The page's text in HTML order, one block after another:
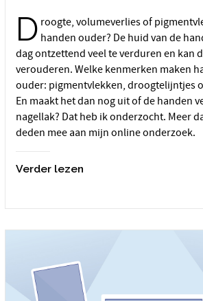
D roogte, volumeverlies of
handen ouder? De huid van de
dag ontzettend veel te verduren en kan
verouderen. Welke kenmerken maken
ouder: pigmentvlekken, droogtelijntjes
En maakt het dan nog uit of de handen
nagellak? Dat heb ik onderzocht. Meer
deden mee aan mijn online onderzoek.
Verder lezen